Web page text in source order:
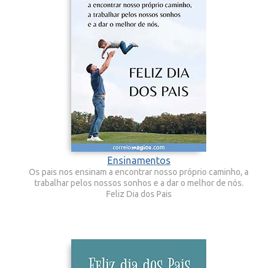
Ensinamentos
Os pais nos ensinam a encontrar nosso próprio caminho, a
trabalhar pelos nossos sonhos e a dar o melhor de nós.
Feliz Dia dos Pais